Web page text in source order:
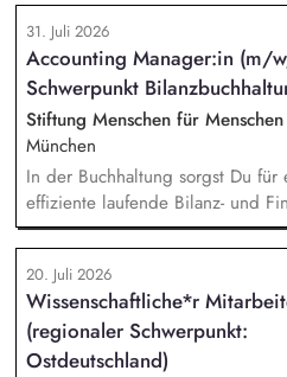
31. Juli 2026
Accounting Manager:in (m/
Schwerpunkt
Stiftung Menschen für Menschen
München
In der Buchhaltung sorgst Du für
effiziente laufende Bilanz- und
bearbeitest Bankgeschäfte,
wickelst den Zahlungsverkehr ab
und Gehaltsabrechnung sowie im
Zudem übernimmst Du
Kosten- und Leistungsrechnung
bereichsübergreifende Themen
20. Juli 2026
Wissenschaftliche*r
(regionaler Schwerpunkt:
Ostdeutschland)